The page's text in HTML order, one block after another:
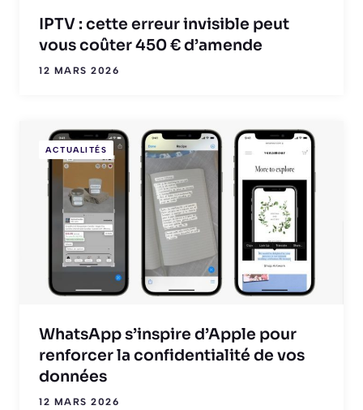
IPTV : cette erreur invisible peut
vous coûter 450 € d’amende
12 MARS 2026
ACTUALITÉS
WhatsApp s’inspire d’Apple pour
renforcer la confidentialité de vos
données
12 MARS 2026